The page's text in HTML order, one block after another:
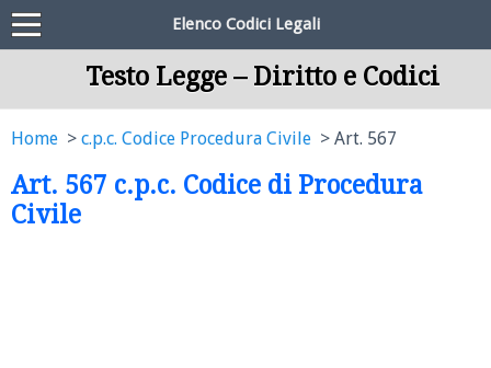
Elenco Codici Legali
Testo Legge – Diritto e Codici
Home c.p.c. Codice Procedura Civile Art. 567
Art. 567 c.p.c. Codice di Procedura
Civile